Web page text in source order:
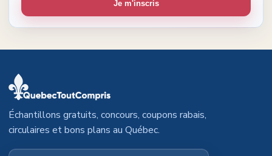
Je m'inscris
Échantillons gratuits, concours, coupons rabais,
circulaires et bons plans au Québec.